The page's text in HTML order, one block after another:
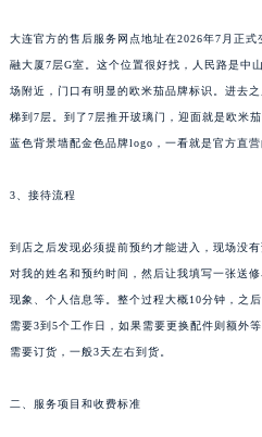
大连官方的售后服务网点地址在2026年7月正
融大厦7层G室。这个位置很好找，人民路是中
场附近，门口有明显的欧米茄品牌标识。进去
梯到7层。到了7层推开玻璃门，迎面就是欧米
蓝色背景墙配金色品牌logo，一看就是官方直营
3、接待流程
到店之后发现必须提前预约才能进入，现场没
对我的姓名和预约时间，然后让我填写一张送
现象、个人信息等。整个过程大概10分钟，之
需要3到5个工作日，如果需要更换配件则额外
需要订货，一般3天左右到货。
二、服务项目和收费标准